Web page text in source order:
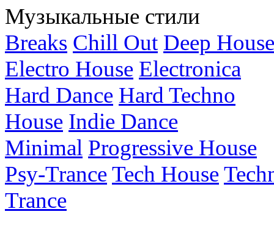
Музыкальные стили
Breaks Chill Out Deep House
Electro House Electronica
Hard Dance Hard Techno
House Indie Dance
Minimal Progressive House
Psy-TranceTech House
Trance